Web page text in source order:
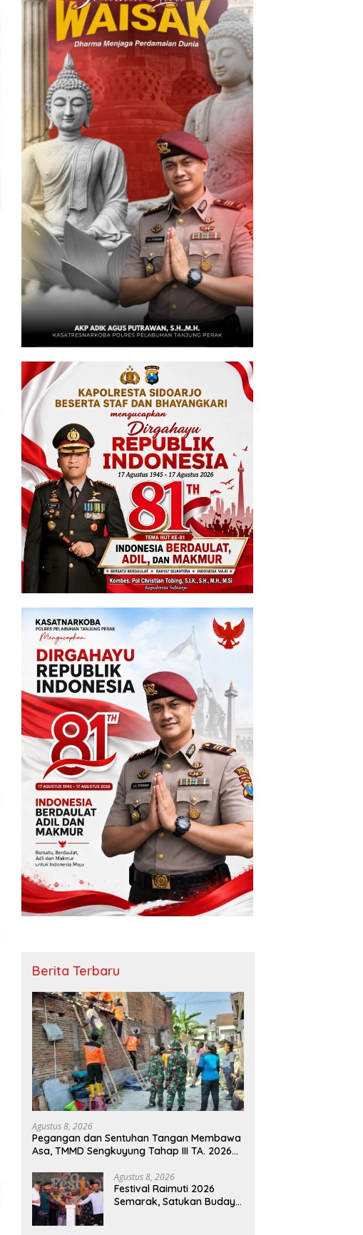
Berita Terbaru
Agustus 8, 2026
Pegangan dan Sentuhan Tangan Membawa
Asa, TMMD Sengkuyung Tahap III TA. 2026
Agustus 8, 2026
Festival Raimuti 2026
Semarak, Satukan Budaya